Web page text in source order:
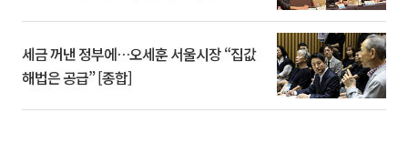
세금 꺼낸 정부에…오세훈 서울시장 “집값
해법은 공급” [종합]